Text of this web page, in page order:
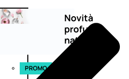
Novità
profumi
nature
PROMO